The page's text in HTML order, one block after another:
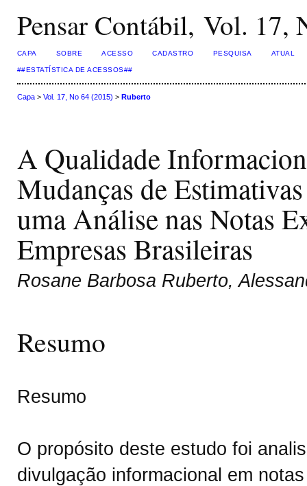
Pensar Contábil, Vol. 17,
CAPA SOBRE ACESSO CADASTRO PESQUISA ATUAL
##ESTATÍSTICA DE ACESSOS##
Capa> Vol. 17, No 64 (2015) > Ruberto
A Qualidade
Mudanças de
uma Análise nas Notas
Empresas Brasileiras
Rosane Barbosa Ruberto,
Resumo
Resumo
O propósito deste estudo foi
divulgação informacional em